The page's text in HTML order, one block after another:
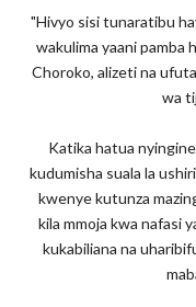
"Hivyo sisi tunaratibu
wakulima yaani pamba
Choroko, alizeti na
wa
Katika hatua
kudumisha suala la
kwenye kutunza
kila mmoja kwa nafasi
kukabiliana na